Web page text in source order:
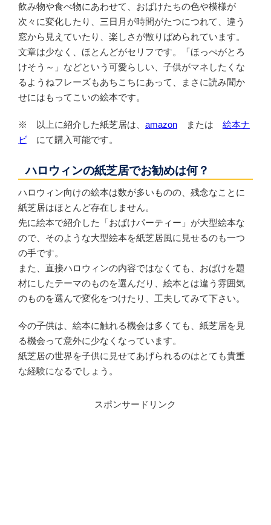
飲み物や食べ物にあわせて、おばけたちの色や模様が
次々に変化したり、三日月が時間がたつにつれて、違う
窓から見えていたり、楽しさが散りばめられています。
文章は少なく、ほとんどがセリフです。「ほっぺがとろ
けそう～」などという可愛らしい、子供がマネしたくな
るようねフレーズもあちこちにあって、まさに読み聞か
せにはもってこいの絵本です。
※ 以上に紹介した紙芝居は、 amazonまたは 絵本ナ
ビにて購入可能です。
ハロウィンの紙芝居でお勧めは何？
ハロウィン向けの絵本は数が多いものの、残念なことに
紙芝居はほとんど存在しません。
先に絵本で紹介した「おばけパーティー」が大型絵本な
ので、そのような大型絵本を紙芝居風に見せるのも一つ
の手です。
また、直接ハロウィンの内容ではなくても、おばけを題
材にしたテーマのものを選んだり、絵本とは違う雰囲気
のものを選んで変化をつけたり、工夫してみて下さい。
今の子供は、絵本に触れる機会は多くても、紙芝居を見
る機会って意外に少なくなっています。
紙芝居の世界を子供に見せてあげられるのはとても貴重
な経験になるでしょう。
スポンサードリンク